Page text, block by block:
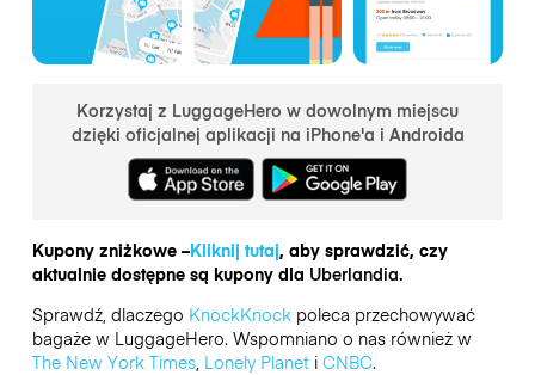
Korzystaj z LuggageHero w dowolnym miejscu
dzięki oficjalnej aplikacji na iPhone'a i Androida
Kupony zniżkowe –Kliknij tutaj, aby sprawdzić, czy
aktualnie dostępne są kupony dla Uberlandia.
Sprawdź, dlaczego KnockKnockpoleca przechowywać
bagaże w LuggageHero. Wspomniano o nas również w
The New York Times, Lonely Planeti CNBC.